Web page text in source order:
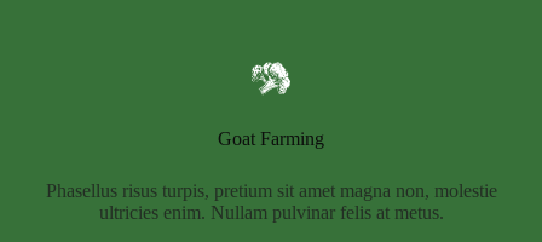
Goat Farming
Phasellus risus turpis, pretium sit amet magna non, molestie
ultricies enim. Nullam pulvinar felis at metus.